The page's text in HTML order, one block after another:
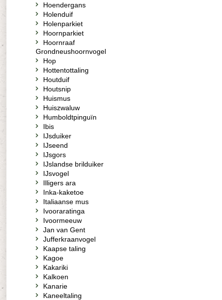
Hoendergans
Holenduif
Holenparkiet
Hoornparkiet
Hoornraaf
Grondneushoornvogel
Hop
Hottentottaling
Houtduif
Houtsnip
Huismus
Huiszwaluw
Humboldtpinguïn
Ibis
IJsduiker
IJseend
IJsgors
IJslandse brilduiker
IJsvogel
Illigers ara
Inka-kaketoe
Italiaanse mus
Ivooraratinga
Ivoormeeuw
Jan van Gent
Jufferkraanvogel
Kaapse taling
Kagoe
Kakariki
Kalkoen
Kanarie
Kaneeltaling